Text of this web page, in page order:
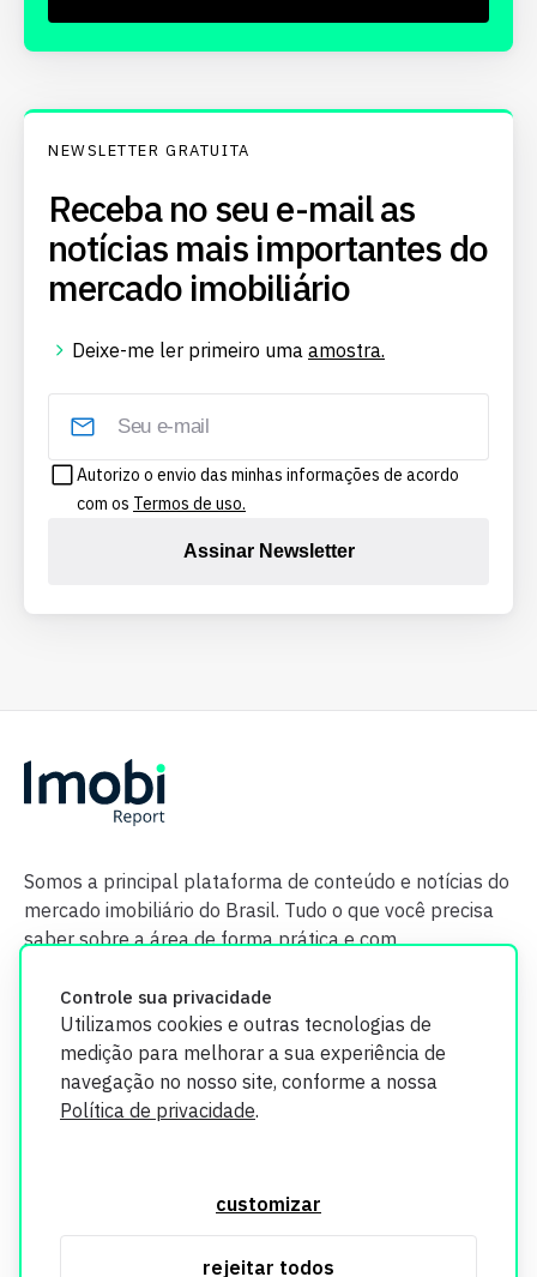
Controle sua privacidade
Utilizamos cookies e outras tecnologias de
medição para melhorar a sua experiência de
navegação no nosso site, conforme a nossa
Política de privacidade.
customizar
rejeitar todos
NEWSLETTER GRATUITA
Receba no seu e-mail as
notícias mais importantes do
mercado imobiliário
Deixe-me ler primeiro uma amostra.
Autorizo o envio das minhas informações de acordo
com os Termos de uso.
Assinar Newsletter
Somos a principal plataforma de conteúdo e notícias do
mercado imobiliário do Brasil. Tudo o que você precisa
saber sobre a área de forma prática e com
segurança. Todos os dados coletados em nosso site são
utilizados exclusivamente para fins de aprimoramento de
informações, consulte nossa Política de Privacidade.